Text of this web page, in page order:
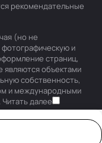
рекомендательные
(но не
и
страниц,
объектами
собственность,
и международными
Читать далее